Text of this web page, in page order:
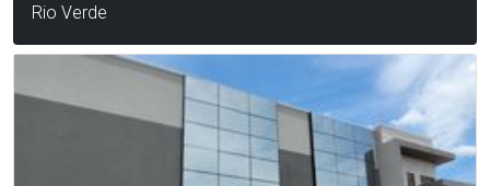
Rio Verde